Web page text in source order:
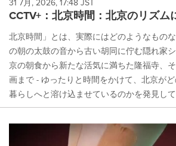
CCTV+：北京時間：北京のリズム
北京時間」とは、実際にはどのようなもの
の朝の太鼓の音から古い胡同に佇む隠れ家
京の朝食から新たな活気に満ちた隆福寺、
画まで - ゆったりと時間をかけて、北京が
暮らしへと溶け込ませているのかを発見し